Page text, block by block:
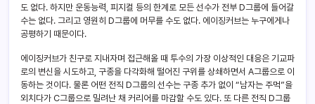
도 없다. 하지만 운동능력, 피지컬 등의 한계로 모든 선수가 전부 D그룹에 들어갈
수는 없다. 그리고 영원히 D그룹에 머무를 수도 없다. 에이징커브는 누구에게나
공평하기 때문이다.
에이징커브가 친구로 지내자며 접근해올 때 투수의 가장 이상적인 대응은 기교파
로의 변신을 시도하고, 구종을 다각화해 떨어진 구위를 상쇄하면서 A그룹으로 이
동하는 것이다. 물론 어떤 전직 D그룹의 선수는 구종 추가 없이 “남자는 주먹”을
외치다가 C그룹으로 밀려난 채 커리어를 마감할 수도 있다. 또 다른 전직 D그룹